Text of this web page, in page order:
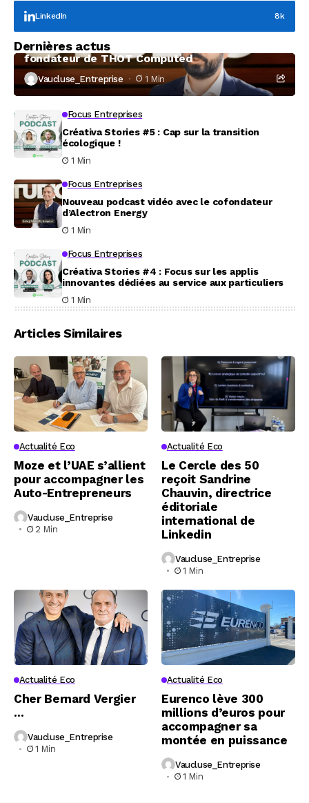
LinkedIn 8k
Dernières actus
À la rencontre de Christophe Coeffier, dirigeant
fondateur de THOT Computed
Vaucluse_Entreprise 1 Min
Focus Entreprises
Créativa Stories #5 : Cap sur la transition
écologique !
1 Min
Focus Entreprises
Nouveau podcast vidéo avec le cofondateur
d’Alectron Energy
1 Min
Focus Entreprises
Créativa Stories #4 : Focus sur les applis
innovantes dédiées au service aux particuliers
1 Min
Articles Similaires
Actualité Eco
Moze et l’UAE s’allient
pour accompagner les
Auto-Entrepreneurs
Vaucluse_Entreprise
2 Min
Actualité Eco
Le Cercle des 50
reçoit Sandrine
Chauvin, directrice
éditoriale
international de
Linkedin
Vaucluse_Entreprise
1 Min
Actualité Eco
Cher Bernard Vergier
…
Vaucluse_Entreprise
1 Min
Actualité Eco
Eurenco lève 300
millions d’euros pour
accompagner sa
montée en puissance
Vaucluse_Entreprise
1 Min